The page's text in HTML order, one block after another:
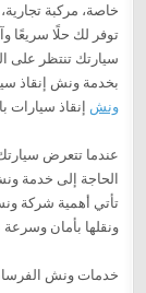
ونش إنقاذ
عندما تتعرض
الحاجة إلى خدمة
تأتي أهمية شركة
ونقلها بأمان وسرعة على
خدمات ونش